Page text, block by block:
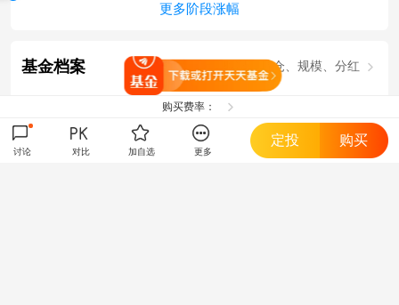
更多阶段涨幅
基金档案 概况、持仓、规模、分红
成立日期
购买费率：
讨论 对比 加自选 更多
定投 购买
打开天天基金